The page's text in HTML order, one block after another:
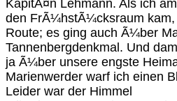
KapitÃ¤n Lehmann. Als ich
den FrÃ¼hstÃ¼cksraum
Route; es ging auch Ã¼ber
Tannenbergdenkmal. Und
ja Ã¼ber unsere engste
Marienwerder warf ich einen
Leider war der Himmel